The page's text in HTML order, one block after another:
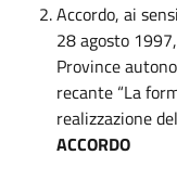
Accordo, ai
28 agosto
Province
recante “La
realizzazione
ACCORDO